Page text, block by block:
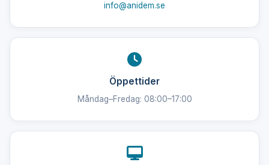
info@anidem.se
Öppettider
Måndag–Fredag: 08:00–17:00